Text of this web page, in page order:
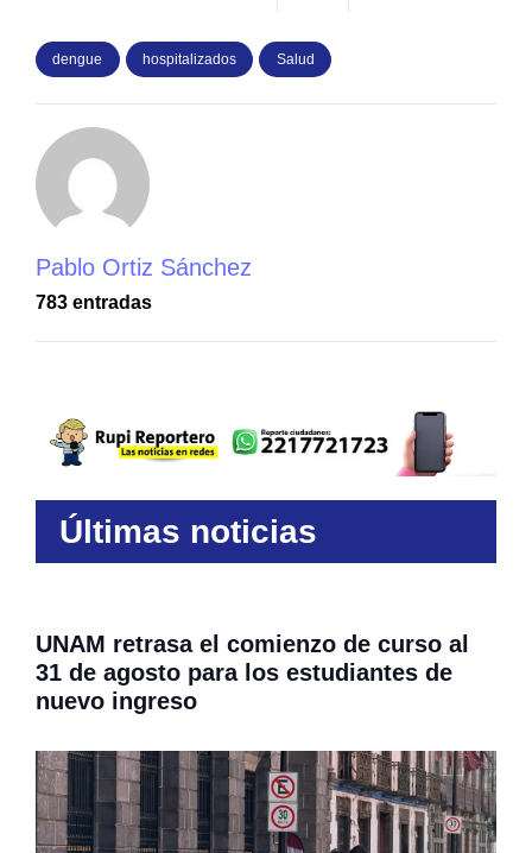
dengue hospitalizados Salud
Pablo Ortiz Sánchez
783 entradas
Últimas noticias
UNAM retrasa el comienzo de curso al
31 de agosto para los estudiantes de
nuevo ingreso